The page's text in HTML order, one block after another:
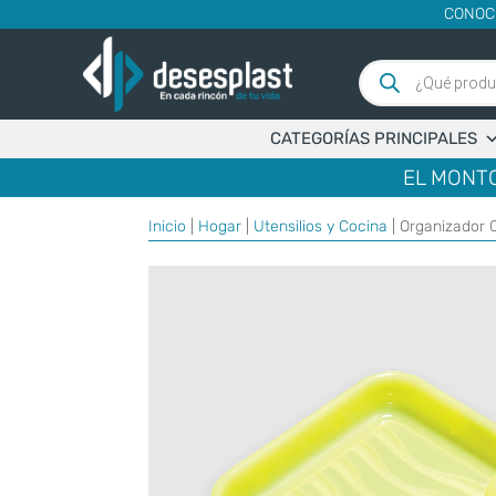
Búsqueda
de
productos
CATEGORÍAS PRINCIPALES
EL
Inicio Hogar Utensilios y Cocina | Organizador